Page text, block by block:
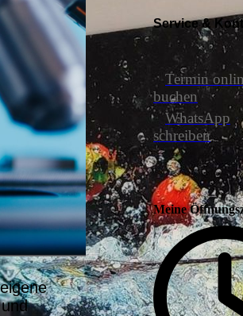
Service &
Termin
buchen
WhatsApp
schreiben
Meine